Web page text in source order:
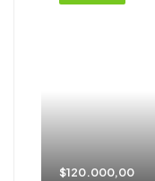
$120.000,00